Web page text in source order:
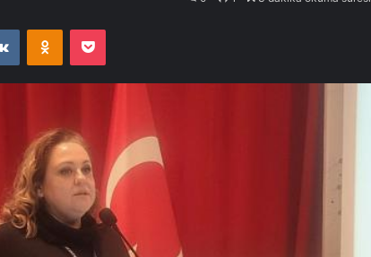
VKontakteOdnoklassniki
Pocket